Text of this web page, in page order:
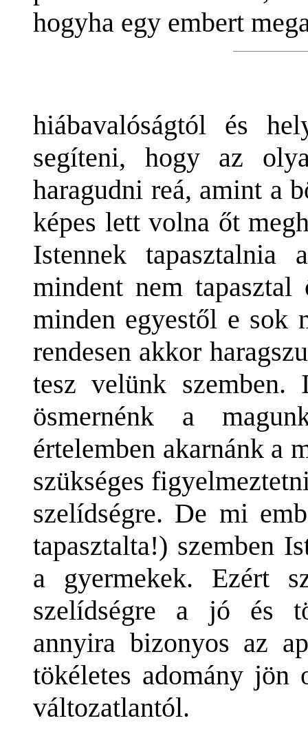
hogyha egy embert
hiábavalóságtól és
segíteni, hogy az
haragudni reá, amint a
képes lett volna őt
Istennek
mindent nem
minden egyestől e sok
rendesen akkor
tesz velünk szemben.
ösmernénk a
értelemben akarnánk a
szükséges
szelídségre. De mi
tapasztalta!) szemben
a gyermekek. Ezért
szelídségre a jó és
annyira bizonyos az
tökéletes adomány
változatlantól.